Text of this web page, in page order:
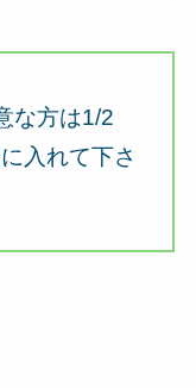
な方は1/2
入れて下さ